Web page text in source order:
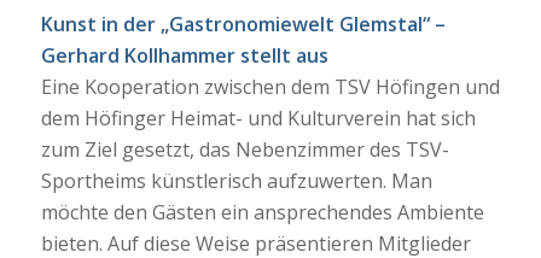
Kunst in der „Gastronomiewelt Glemstal“ –
Gerhard Kollhammer stellt aus
Eine Kooperation zwischen dem TSV Höfingen und
dem Höfinger Heimat- und Kulturverein hat sich
zum Ziel gesetzt, das Nebenzimmer des TSV-
Sportheims künstlerisch aufzuwerten. Man
möchte den Gästen ein ansprechendes Ambiente
bieten. Auf diese Weise präsentieren Mitglieder